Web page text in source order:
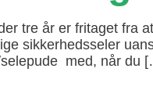
tre år er fritaget fra
sikkerhedsseler
med, når du